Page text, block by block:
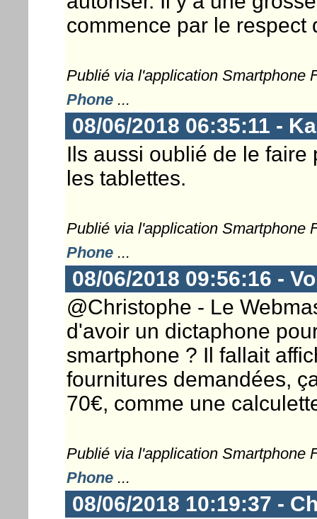
commence par le respect
Publié via l'application Smartphone
Phone...
08/06/2018 06:35:11 -
Ils aussi oublié de le
les tablettes.
Publié via l'application Smartphone
Phone...
08/06/2018 09:56:16 -
@Christophe - Le
d'avoir un dictaphone
smartphone ? Il fallait
fournitures demandées,
70€, comme une
Publié via l'application Smartphone
Phone...
08/06/2018 10:19:37 -